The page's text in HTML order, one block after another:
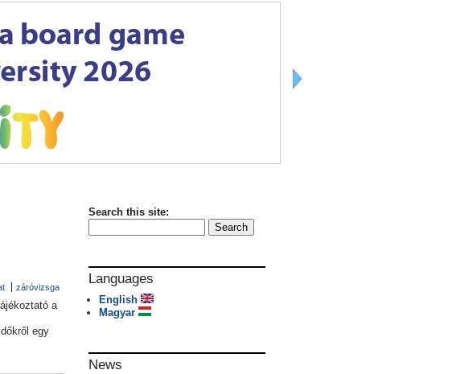
záróvizsga
a
egy
Search this site:
Languages
English
Magyar
News